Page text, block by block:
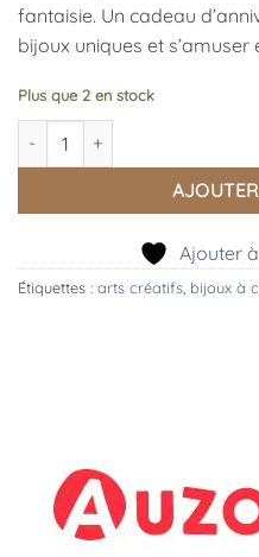
fantaisie. Un cadeau
bijoux uniques et
Plus que 2 en stock
quantité de Coffret de perles
Ajouter
Étiquettes : arts créatifs bijoux à